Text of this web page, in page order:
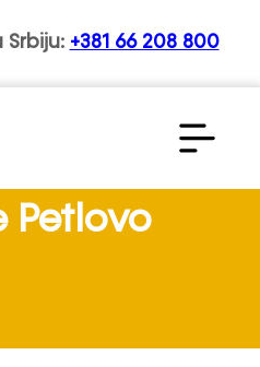
Srbiju: +381 66 208 800
Petlovo